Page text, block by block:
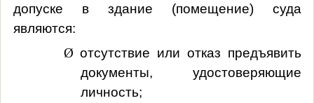
допуске в здание (помещение) суда
являются:
Ø отсутствие или отказ предъявить
документы, удостоверяющие
личность;